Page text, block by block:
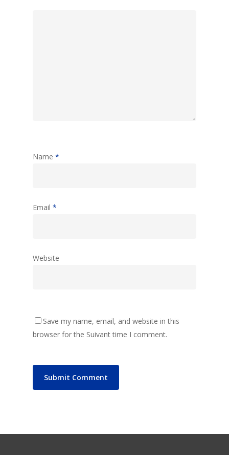
Name *
Email *
Website
Save my name, email, and website in this
browser for the Suivant time I comment.